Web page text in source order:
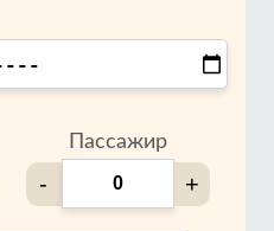
Пассажир
- +